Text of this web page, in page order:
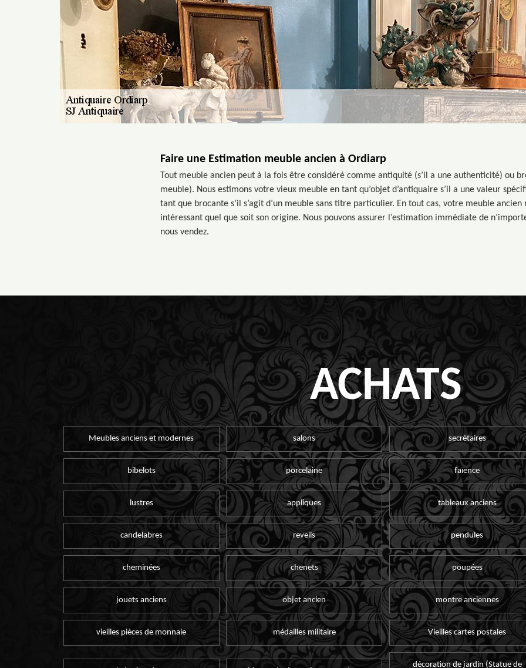
Faire une Estimation meuble ancien à Ordiarp
Tout meuble ancien peut à la fois être considéré comme antiquité (s’il a une authenticité) ou
meuble). Nous estimons votre vieux meuble en tant qu’objet d’antiquaire s’il a une valeur
tant que brocante s’il s’agit d’un meuble sans titre particulier. En tout cas, votre meuble ancien
intéressant quel que soit son origine. Nous pouvons assurer l’estimation immédiate de
nous vendez.
ACHATS
Meubles anciens et modernes salons secrétaires
bibelots porcelaine faïence
lustres appliques tableaux anciens
candelabres reveils pendules
cheminées chenets poupées
jouets anciens objet ancien montre anciennes
vieilles pièces de monnaie médailles militaire Vieilles cartes postales
décoration de jardin (Statue de